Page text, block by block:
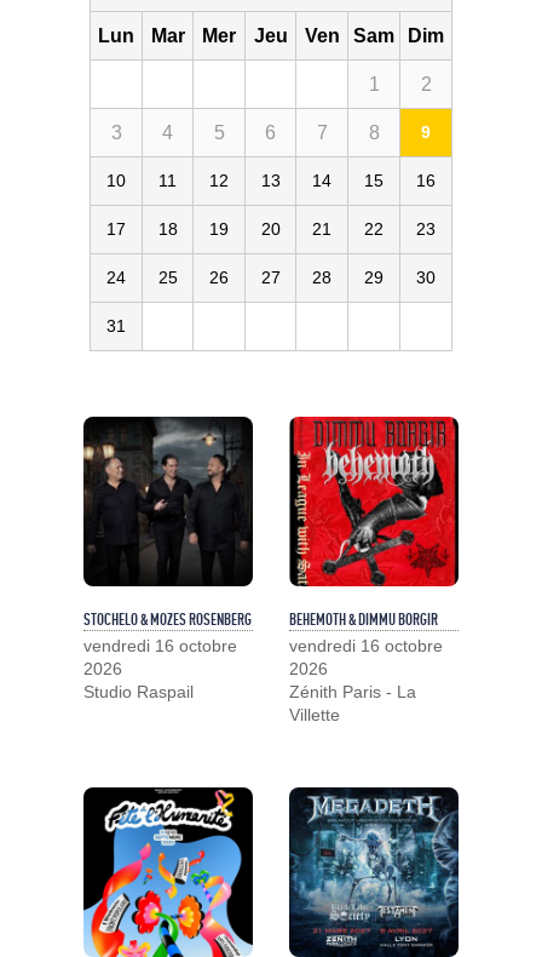
Lun Mar Mer Jeu Ven Sam Dim
1 2
3 4 5 6 7 8 9
10 11 12 13 14 15 16
17 18 19 20 21 22 23
24 25 26 27 28 29 30
31
STOCHELO & MOZES ROSENBERG
vendredi 16 octobre
2026
Studio Raspail
BEHEMOTH & DIMMU BORGIR
vendredi 16 octobre
2026
Zénith Paris - La
Villette